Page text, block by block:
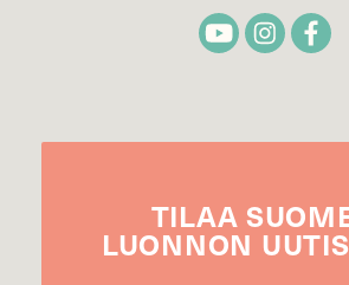
TILAA
LUONNON